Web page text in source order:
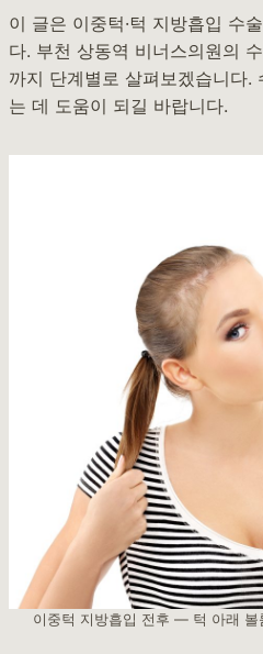
이 글은 이중턱·턱 지방흡입 수
다. 부천 상동역 비너스의원의
까지 단계별로 살펴보겠습니다.
는 데 도움이 되길 바랍니다.
이중턱 지방흡입 전후 — 턱 아래 볼